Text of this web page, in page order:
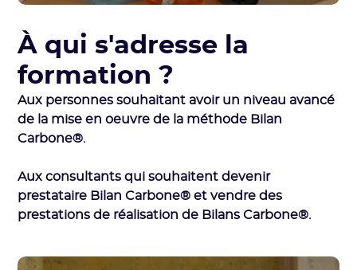
À qui s'adresse la
formation ?
Aux personnes souhaitant avoir un niveau avancé
de la mise en oeuvre de la méthode Bilan
Carbone®.
Aux consultants qui souhaitent devenir
prestataire Bilan Carbone® et vendre des
prestations de réalisation de Bilans Carbone®.